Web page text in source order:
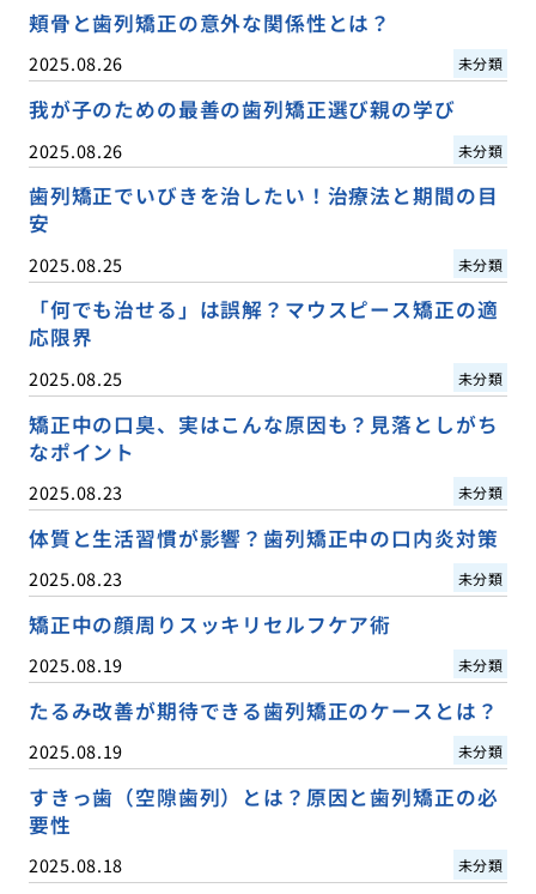
頬骨と歯列矯正の意外な関係性とは？
2025.08.26 未分類
我が子のための最善の歯列矯正選び親の学び
2025.08.26 未分類
歯列矯正でいびきを治したい！治療法と期間の目
安
2025.08.25 未分類
「何でも治せる」は誤解？マウスピース矯正の適
応限界
2025.08.25 未分類
矯正中の口臭、実はこんな原因も？見落としがち
なポイント
2025.08.23 未分類
体質と生活習慣が影響？歯列矯正中の口内炎対策
2025.08.23 未分類
矯正中の顔周りスッキリセルフケア術
2025.08.19 未分類
たるみ改善が期待できる歯列矯正のケースとは？
2025.08.19 未分類
すきっ歯（空隙歯列）とは？原因と歯列矯正の必
要性
2025.08.18 未分類